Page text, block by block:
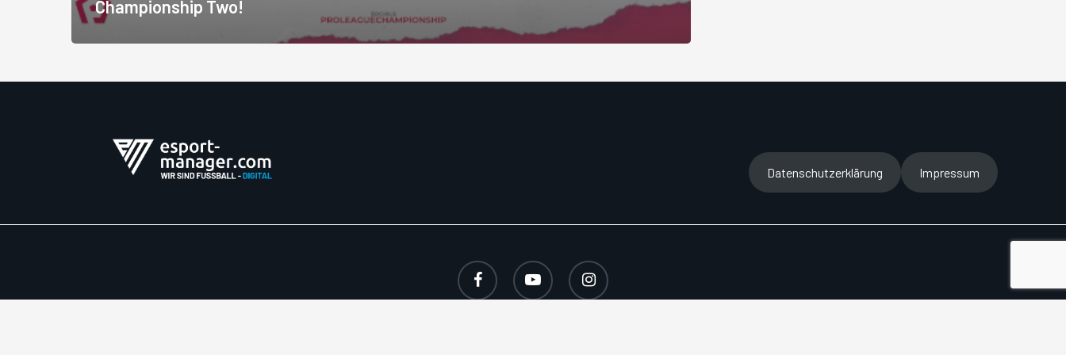
Championship Two!
Datenschutzerklärung Impressum
facebook youtube instagram